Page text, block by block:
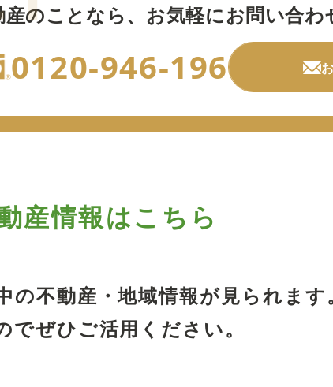
のことなら、 お気軽にお問い合わ
0120-946-196
産情報はこちら
不動産・地域情報が見られます
ぜひご活用ください。